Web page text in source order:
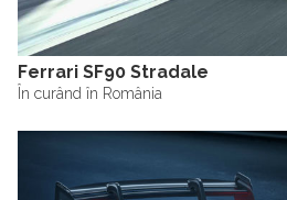
Ferrari SF90 Stradale
În curând în România